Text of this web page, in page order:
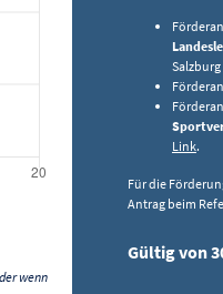
wenn
Link.
Für die
Antrag beim
Gültig von